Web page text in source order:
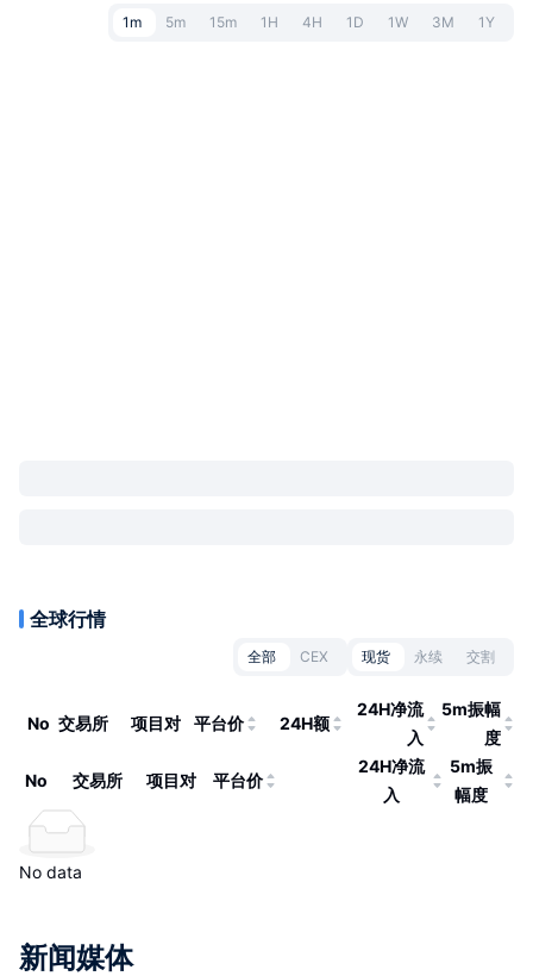
1m 5m 15m 1H 4H 1D 1W 3M 1Y
全球行情
全部 CEX 现货 永续 交割
No 交易所 项目对 平台价 24H额
24H净流
入
5m振幅
度
No 交易所 项目对 平台价
24H净流
入
5m振
幅度
No data
新闻媒体